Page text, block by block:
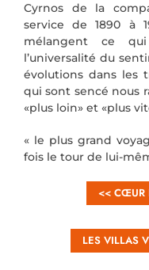
Cyrnos de la
service de 1890 à
mélangent ce
l’universalité du
évolutions dans les
qui sont sencé nous
«plus loin» et «plus
« le plus grand
fois le tour de lui-
<< CŒUR
LES VILLAS